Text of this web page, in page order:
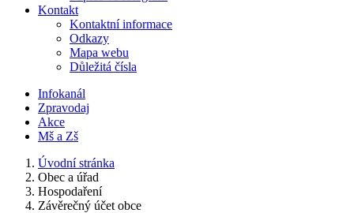
Kontakt
Kontaktní informace
Odkazy
Mapa webu
Důležitá čísla
Infokanál
Zpravodaj
Akce
Mš a Zš
Úvodní stránka
Obec a úřad
Hospodaření
Závěrečný účet obce